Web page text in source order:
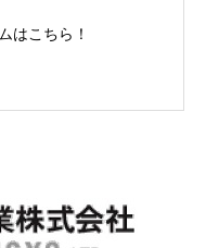
はこちら！